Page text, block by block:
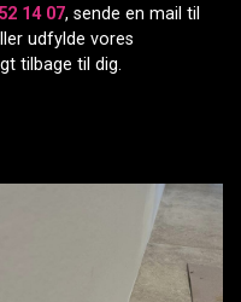
14 07, sende en mail til
udfylde vores
tilbage til dig.